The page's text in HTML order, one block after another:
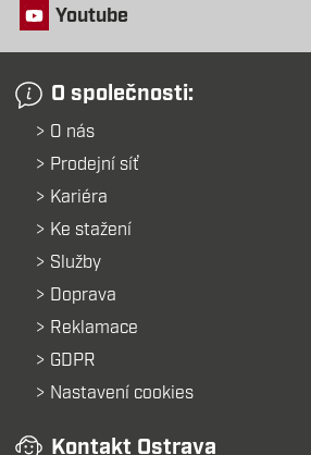
Youtube
O společnosti:
O nás
Prodejní síť
Kariéra
Ke stažení
Služby
Doprava
Reklamace
GDPR
Nastavení cookies
Kontakt Ostrava